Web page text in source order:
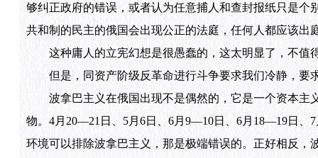
够纠正政府的错误，或者认为任意捕人和查封报纸只是
共和制的民主的俄国会出现公正的法庭，任何人都应该
这种庸人的立宪幻想是很愚蠢的，这太明显了，不值
但是，同资产阶级反革命进行斗争要求我们冷静，要
波拿巴主义在俄国出现不是偶然的，它是一个资本主
物。4月20—21日、5月6日、6月9—10日、6月18—19日、
环境可以排除波拿巴主义，那是极端错误的。正好相反